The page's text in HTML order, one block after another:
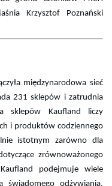
Krzysztof Poznański
międzynarodowa sieć
231 sklepów i zatrudnia
sklepów Kaufland liczy
i produktów codziennego
istotnym zarówno dla
zrównoważonego
podejmuje wiele
świadomego odżywiania,